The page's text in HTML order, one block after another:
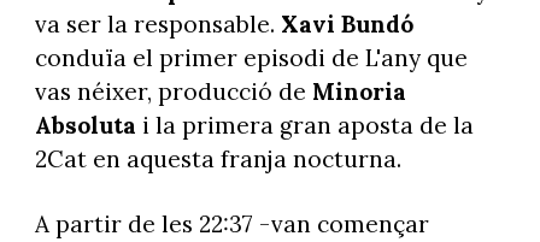
va ser la responsable. Xavi Bundó
conduïa el primer episodi de L'any que
vas néixer, producció de Minoria
Absoluta i la primera gran aposta de la
2Cat en aquesta franja nocturna.
A partir de les 22:37 -van començar